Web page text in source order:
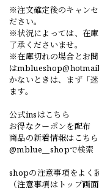
※注文確定後のキャン
ださい。
※状況によっては、在
了承くださいませ。
※在庫切れの場合とお
は
かないときは、まず「
ます。
公式insはこちら
お得なクーポンを配布
商品の新着情報はこち
@mblue__shopで検索
shopの注意事項をよく
（注意事項はトップ画